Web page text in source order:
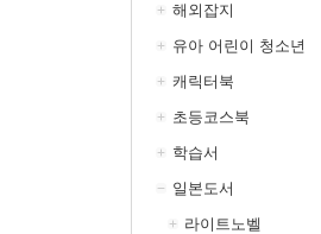
해외잡지
유아 어린이 청소년
캐릭터북
초등코스북
학습서
일본도서
라이트노벨